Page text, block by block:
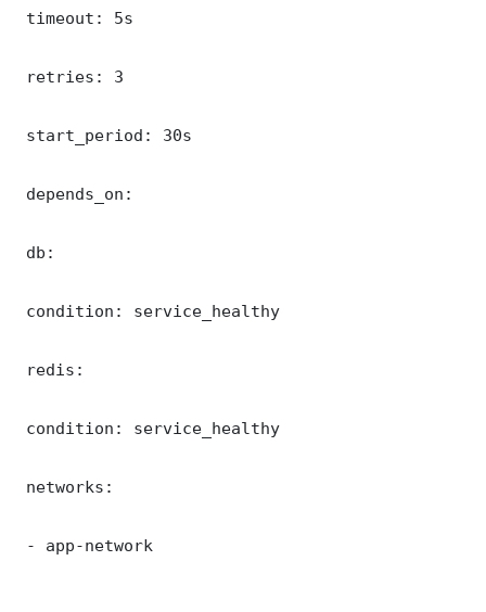
timeout: 5s
retries: 3
start_period: 30s
depends_on:
db:
condition: service_healthy
redis:
condition: service_healthy
networks:
- app-network